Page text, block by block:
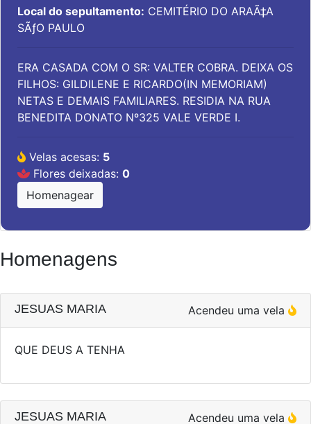
Local do sepultamento: CEMITÉRIO DO ARAÃ‡A
SÃƒO PAULO
ERA CASADA COM O SR: VALTER COBRA. DEIXA OS
FILHOS: GILDILENE E RICARDO(IN MEMORIAM)
NETAS E DEMAIS FAMILIARES. RESIDIA NA RUA
BENEDITA DONATO Nº325 VALE VERDE I.
Velas acesas: 5
Flores deixadas: 0
Homenagear
Homenagens
JESUAS MARIA Acendeu uma vela
QUE DEUS A TENHA
JESUAS MARIA Acendeu uma vela